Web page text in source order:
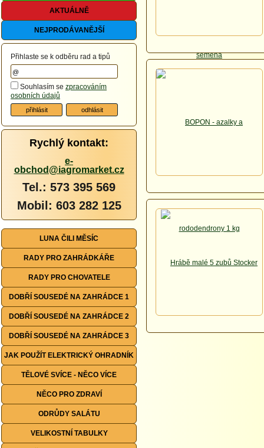
AKTUÁLNĚ
NEJPRODÁVANĚJŠÍ
Přihlaste se k odběru rad a tipů
Souhlasím se zpracováním
osobních údajů
Rychlý kontakt:
e-
obchod@iagromarket.cz
Tel.: 573 395 569
Mobil: 603 282 125
LUNA ČILI MĚSÍC
RADY PRO ZAHRÁDKÁŘE
RADY PRO CHOVATELE
DOBŘÍ SOUSEDÉ NA ZAHRÁDCE 1
DOBŘÍ SOUSEDÉ NA ZAHRÁDCE 2
DOBŘÍ SOUSEDÉ NA ZAHRÁDCE 3
JAK POUŽÍT ELEKTRICKÝ OHRADNÍK
TĚLOVÉ SVÍCE - NĚCO VÍCE
NĚCO PRO ZDRAVÍ
ODRŮDY SALÁTU
VELIKOSTNÍ TABULKY